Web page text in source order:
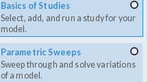
Basics of Studies
Select, add, and run a study for your
model.
Parametric Sweeps
Sweep through and solve variations
of a model.